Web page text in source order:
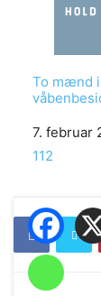
To mænd
Date
7. februar
In relation
112